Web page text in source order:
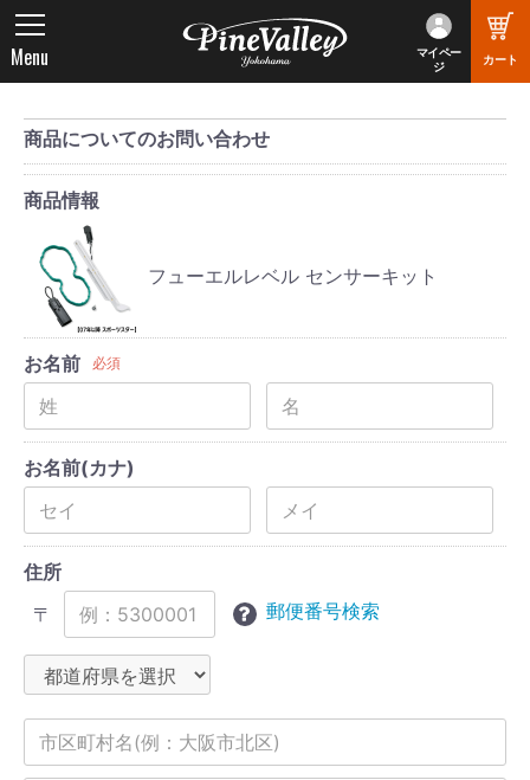
マイペー
ジ
カート
Menu
商品についてのお問い合わせ
商品情報
フューエルレベル センサーキット
お名前 必須
お名前(カナ)
住所
〒
郵便番号検索